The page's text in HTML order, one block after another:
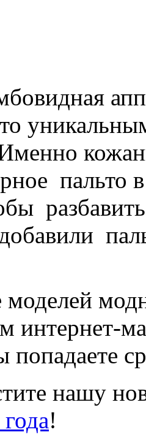
пальто
интернет-
нашу
!